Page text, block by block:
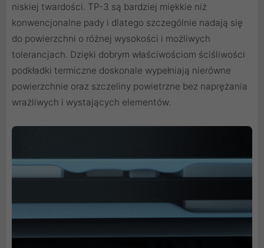
niskiej twardości. TP-3 są bardziej miękkie niż
konwencjonalne pady i dlatego szczególnie nadają się
do powierzchni o różnej wysokości i możliwych
tolerancjach. Dzięki dobrym właściwościom ściśliwości
podkładki termiczne doskonale wypełniają nierówne
powierzchnie oraz szczeliny powietrzne bez naprężania
wrażliwych i wystających elementów.